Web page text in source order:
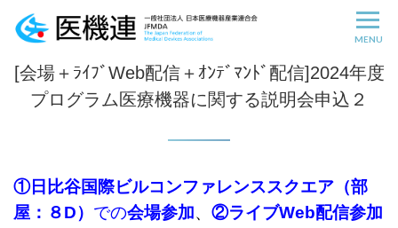
MENU
[会場＋ﾗｲﾌﾞWeb配信＋ｵﾝﾃﾞﾏﾝﾄﾞ配信]2024年度
プログラム医療機器に関する説明会申込２
①日比谷国際ビルコンファレンススクエア（部
屋：８D） での会場参加、 ②ライブWeb配信参加